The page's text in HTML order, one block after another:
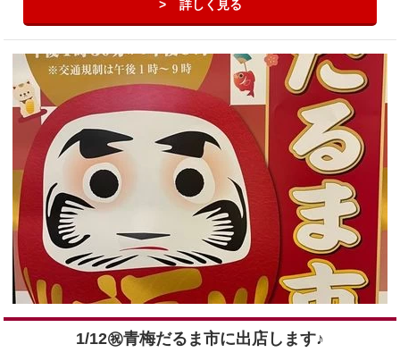
詳しく見る
1/12㊗︎青梅だるま市に出店します♪